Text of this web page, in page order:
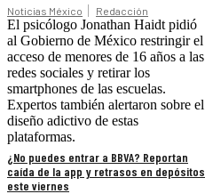
Noticias México Redacción
El psicólogo Jonathan Haidt pidió
al Gobierno de México restringir el
acceso de menores de 16 años a las
redes sociales y retirar los
smartphones de las escuelas.
Expertos también alertaron sobre el
diseño adictivo de estas
plataformas.
¿No puedes entrar a BBVA? Reportan
caída de la app y retrasos en depósitos
este viernes